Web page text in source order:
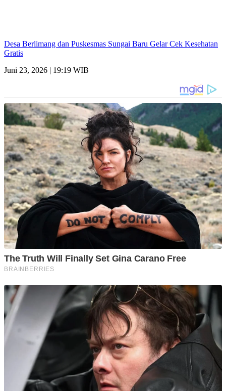
Desa Berlimang dan Puskesmas Sungai Baru Gelar Cek Kesehatan
Gratis
Juni 23, 2026 | 19:19 WIB